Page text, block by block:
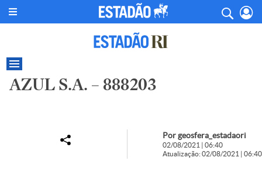
AZUL S.A. – 888203
Por geosfera_estadaori
02/08/2021 | 06:40
Atualização: 02/08/2021 | 06:40